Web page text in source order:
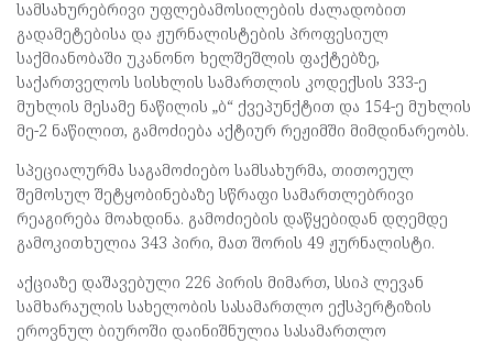
სამსახურებრივი უფლებამოსილების ძალადობით
გადამეტებისა და ჟურნალისტების პროფესიულ
საქმიანობაში უკანონო ხელშეშლის ფაქტებზე,
საქართველოს სისხლის სამართლის კოდექსის 333-ე
მუხლის მესამე ნაწილის „ბ“ ქვეპუნქტით და 154-ე მუხლის
მე-2 ნაწილით, გამოძიება აქტიურ რეჟიმში მიმდინარეობს.
სპეციალურმა საგამოძიებო სამსახურმა, თითოეულ
შემოსულ შეტყობინებაზე სწრაფი სამართლებრივი
რეაგირება მოახდინა. გამოძიების დაწყებიდან დღემდე
გამოკითხულია 343 პირი, მათ შორის 49 ჟურნალისტი.
აქციაზე დაშავებული 226 პირის მიმართ, სსიპ ლევან
სამხარაულის სახელობის სასამართლო ექსპერტიზის
ეროვნულ ბიუროში დაინიშნულია სასამართლო